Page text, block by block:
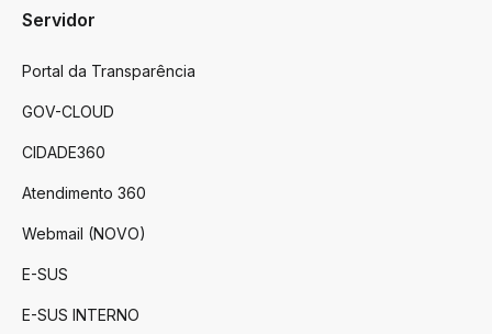
Servidor
Portal da Transparência
GOV-CLOUD
CIDADE360
Atendimento 360
Webmail (NOVO)
E-SUS
E-SUS INTERNO